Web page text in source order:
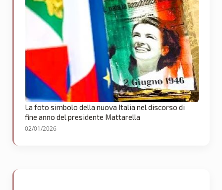
La foto simbolo della nuova Italia nel discorso di
fine anno del presidente Mattarella
02/01/2026